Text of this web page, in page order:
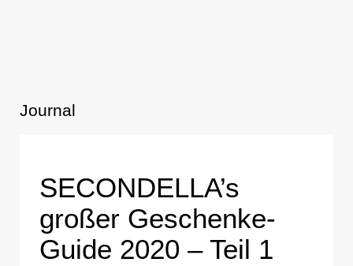
Journal
SECONDELLA’s
großer Geschenke-
Guide 2020 – Teil 1